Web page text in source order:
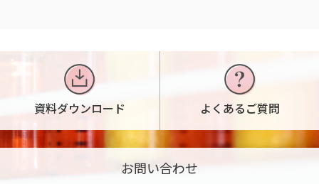
資料ダウンロード よくあるご質問
お問い合わせ